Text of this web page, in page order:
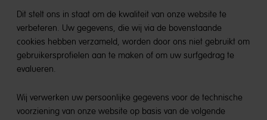
Dit stelt ons in staat om de kwaliteit van onze website te
verbeteren. Uw gegevens, die wij via de bovenstaande
cookies hebben verzameld, worden door ons niet gebruikt om
gebruikersprofielen aan te maken of om uw surfgedrag te
evalueren.
Wij verwerken uw persoonlijke gegevens voor de technische
voorziening van onze website op basis van de volgende